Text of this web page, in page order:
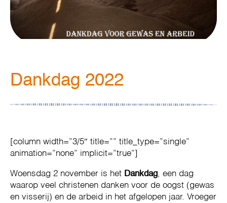
Dankdag 2022
[column width=”3/5″ title=”” title_type=”single”
animation=”none” implicit=”true”]
Woensdag 2 november is het Dankdag, een dag
waarop veel christenen danken voor de oogst (gewas
en visserij) en de arbeid in het afgelopen jaar. Vroeger